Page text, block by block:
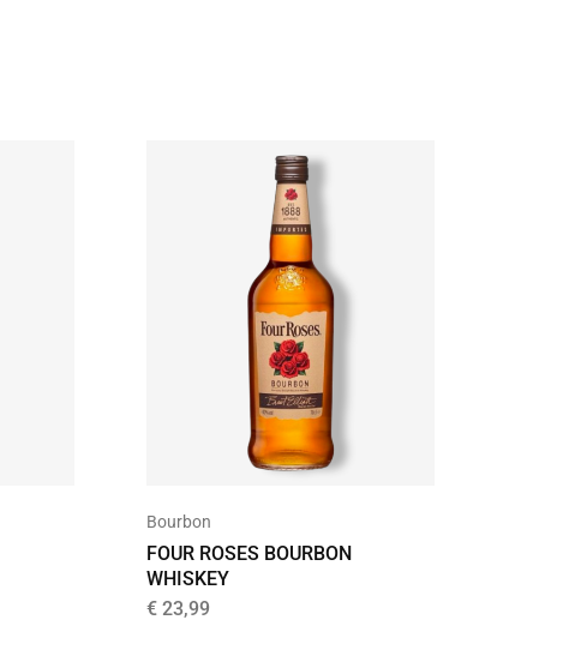
Bourbon
FOUR ROSES BOURBON
WHISKEY
€ 23,99